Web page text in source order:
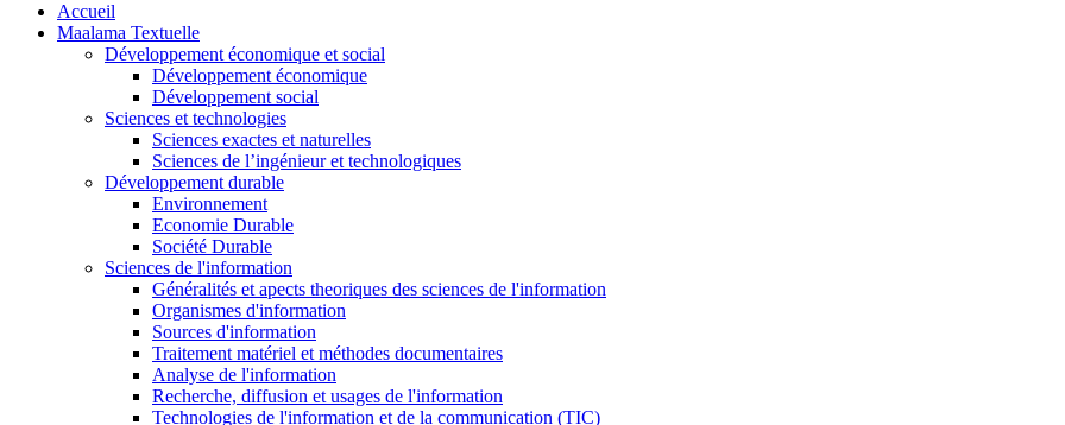
Accueil
Maalama Textuelle
Développement économique et social
Développement économique
Développement social
Sciences et technologies
Sciences exactes et naturelles
Sciences de l’ingénieur et technologiques
Développement durable
Environnement
Economie Durable
Société Durable
Sciences de l'information
Généralités et apects theoriques des sciences de l'information
Organismes d'information
Sources d'information
Traitement matériel et méthodes documentaires
Analyse de l'information
Recherche, diffusion et usages de l'information
Technologies de l'information et de la communication (TIC)